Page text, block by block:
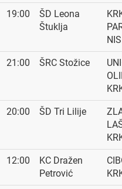
19:00
ŠD Leona
Štuklja
NIS
21:00 ŠRC Stožice
20:00 ŠD Tri Lilije
12:00
KC Dražen
Petrović